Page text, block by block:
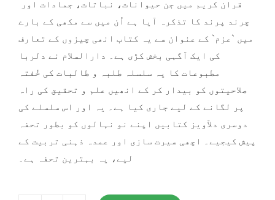
چرند پرند کا تذکرہ آیا ہے اُن میں سے مکھی کے بارے
میں `عزم` کے عنوان سے یہ کتاب انھی چیزوں کے تعارف
کی ایک آگہی بخش کڑی ہے۔ دارالسلام نے دلربا
مطبوعات کا یہ سلسلہ طلبہ و طالبات کی خُفتہ
صلاحیتوں کو بیدار کر کے انھیں علم و تحقیق کی راہ
پر لگانے کے لیے جاری کیا ہے۔ یہ اور اس سلسلے کی
دوسری دلآویز کتا بیں اپنے نو نہالوں کو بطور تحفہ
پیش کیجیے۔ اچھی سیرت سازی اور عمدہ ذہنی تربیت کے
لیے، یہ بہترین تحفہ ہے۔